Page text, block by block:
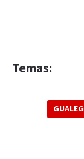
Temas: